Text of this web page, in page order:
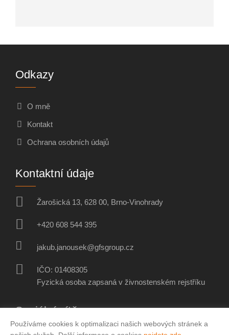
Odkazy
O mně
Kontakt
Ochrana osobních údajů
Kontaktní údaje
Žarošická 13, 628 00, Brno-Vinohrady
+420 608 544 395
jakub.janousek@gfsgroup.cz
IČO: 01408305
Fyzická osoba zapsaná v živnostenském rejstříku
Sociální sítě
Používáme cookies k optimalizaci našich webových stránek a